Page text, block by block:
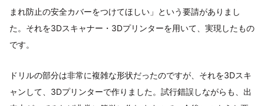
まれ防止の安全カバーをつけてほしい」という要請がありまし
た。それを3Dスキャナー・3Dプリンターを用いて、実現したもの
です。
ドリルの部分は非常に複雑な形状だったのですが、それを3Dスキ
ャンして、3Dプリンターで作りました。試行錯誤しながらも、出